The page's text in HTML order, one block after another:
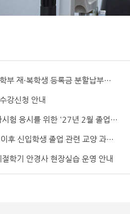
재·복학생 등록금 분할납부제 안내
강신청 안내
위한 '27년 2월 졸업예정자 사전 등록 신청 안내
입학생 졸업 관련 교양 과목 이수 안내
학기 안경사 현장실습 운영 안내